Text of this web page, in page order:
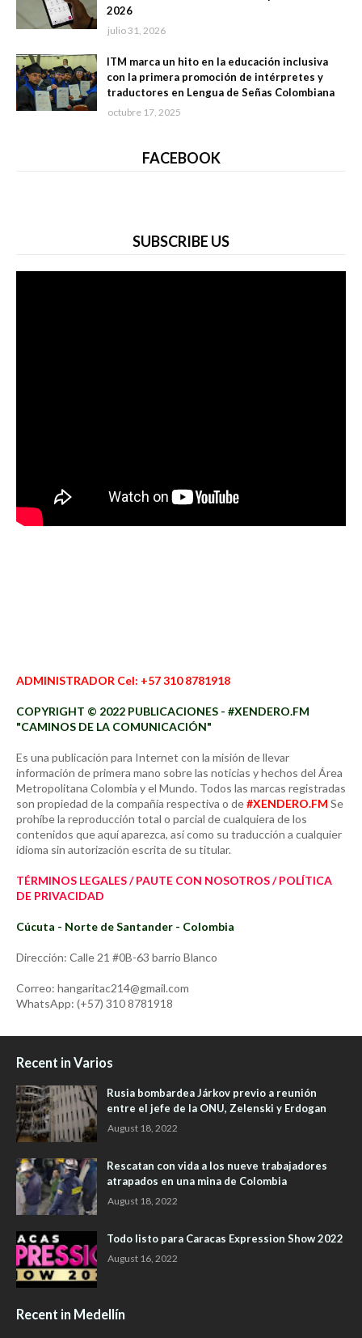
2026
julio 31, 2026
ITM marca un hito en la educación inclusiva
con la primera promoción de intérpretes y
traductores en Lengua de Señas Colombiana
octubre 17, 2025
FACEBOOK
SUBSCRIBE US
ADMINISTRADOR Cel: +57 310 8781918
COPYRIGHT © 2022 PUBLICACIONES - #XENDERO.FM
"CAMINOS DE LA COMUNICACIÓN"
Es una publicación para Internet con la misión de llevar
información de primera mano sobre las noticias y hechos del Área
Metropolitana Colombia y el Mundo. Todos las marcas registradas
son propiedad de la compañía respectiva o de#XENDERO.FM Se
prohíbe la reproducción total o parcial de cualquiera de los
contenidos que aquí aparezca, así como su traducción a cualquier
idioma sin autorización escrita de su titular.
TÉRMINOS LEGALES / PAUTE CON NOSOTROS / POLÍTICA
DE PRIVACIDAD
Cúcuta - Norte de Santander - Colombia
Dirección: Calle 21 #0B-63 barrio Blanco
Correo: hangaritac214@gmail.com
WhatsApp: (+57) 310 8781918
Recent in Varios
Rusia bombardea Járkov previo a reunión
entre el jefe de la ONU, Zelenski y Erdogan
August 18, 2022
Rescatan con vida a los nueve trabajadores
atrapados en una mina de Colombia
August 18, 2022
Todo listo para Caracas Expression Show 2022
August 16, 2022
Recent in Medellín